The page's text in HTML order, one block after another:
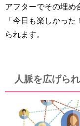
アフターでその埋め
「今日も楽しかっ
られます。
人脈を広げら